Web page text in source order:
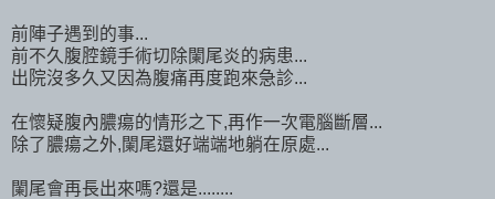
前陣子遇到的事...
前不久腹腔鏡手術切除闌尾炎的病患...
出院沒多久又因為腹痛再度跑來急診...
在懷疑腹內膿瘍的情形之下,再作一次電腦斷層...
除了膿瘍之外,闌尾還好端端地躺在原處...
闌尾會再長出來嗎?還是........